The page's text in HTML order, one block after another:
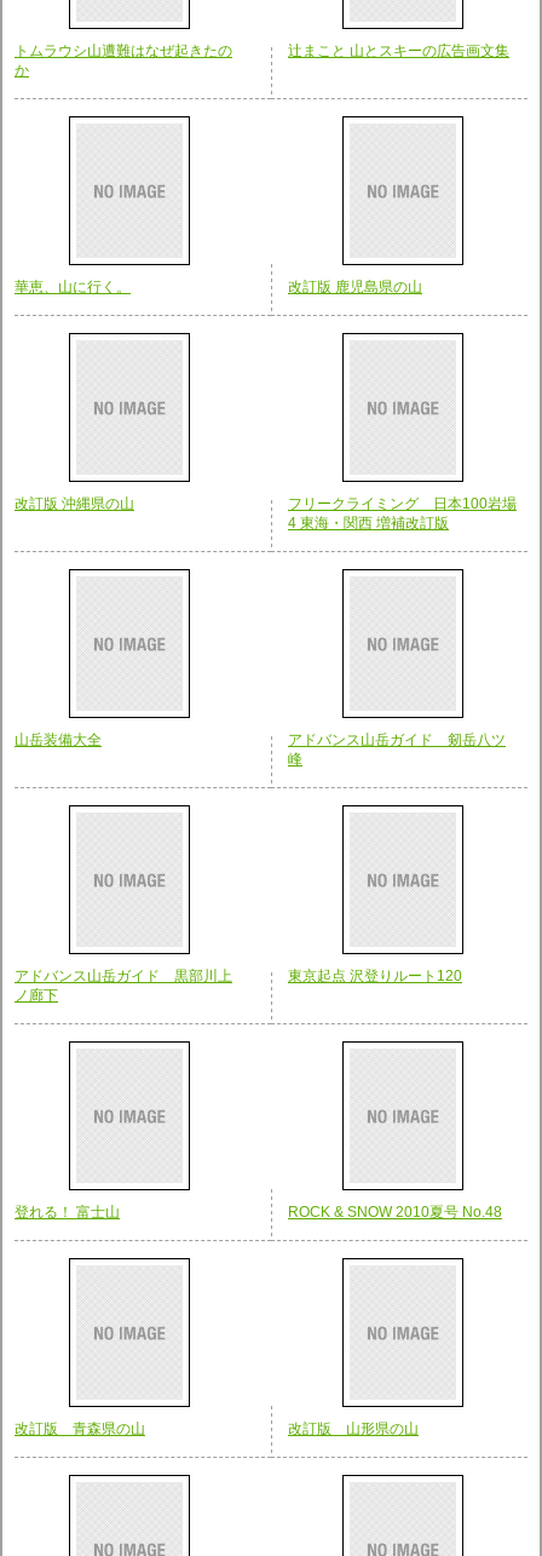
トムラウシ山遭難はなぜ起きたの
か
辻まこと 山とスキーの広告画文集
華恵、山に行く。 改訂版 鹿児島県の山
改訂版 沖縄県の山
フリークライミング 日本100岩場
4 東海・関西 増補改訂版
山岳装備大全
アドバンス山岳ガイド 剱岳八ツ
峰
アドバンス山岳ガイド 黒部川上
ノ廊下
東京起点 沢登りルート120
登れる！ 富士山 ROCK & SNOW 2010夏号 No.48
改訂版 青森県の山 改訂版 山形県の山